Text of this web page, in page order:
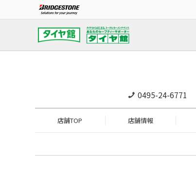
0495-24-6771
店舗TOP 店舗情報